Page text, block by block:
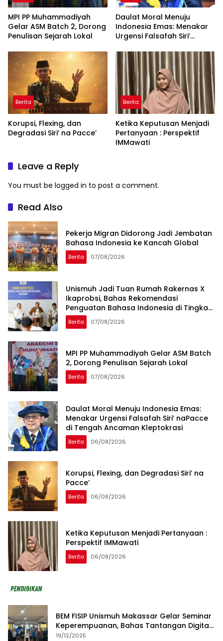
MPI PP Muhammadiyah
Gelar ASM Batch 2, Dorong
Penulisan Sejarah Lokal
Daulat Moral Menuju
Indonesia Emas: Menakar
Urgensi Falsafah Siri’
Ancaman Kleptokrasi
Berita
Korupsi, Flexing, dan
Degradasi Siri’ na Pacce’
Berita
Ketika Keputusan Menjadi
Pertanyaan : Perspektif
IMMawati
Leave a Reply
You must be logged in to post a comment.
Read Also
Pekerja Migran Didorong Jadi Jembatan
Bahasa Indonesia ke Kancah Global
Berita 07/08/2026
Unismuh Jadi Tuan Rumah Rakernas X
Ikaprobsi, Bahas Rekomendasi
Penguatan Bahasa Indonesia di Tingkat
Global
Berita 07/08/2026
MPI PP Muhammadiyah Gelar ASM Batch
2, Dorong Penulisan Sejarah Lokal
Berita 07/08/2026
Daulat Moral Menuju Indonesia Emas:
Menakar Urgensi Falsafah Siri’ naPacce
di Tengah Ancaman Kleptokrasi
Berita 06/08/2026
Korupsi, Flexing, dan Degradasi Siri’ na
Pacce’
Berita 06/08/2026
Ketika Keputusan Menjadi Pertanyaan :
Perspektif IMMawati
Berita 06/08/2026
BEM FISIP Unismuh Makassar Gelar Seminar
Keperempuanan, Bahas Tantangan Digital
dan Budaya Lokal
19/12/2025